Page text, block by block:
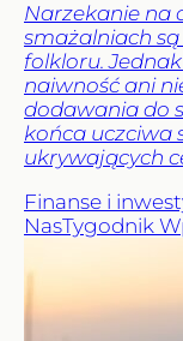
Narzekanie na
smażalniach
folkloru.
naiwność ani
dodawania do
końca
ukrywających
Finanse i
NasTygodnik